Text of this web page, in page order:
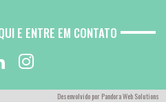
E ENTRE EM CONTATO
Desenvolvido por Pandora Web Solutions